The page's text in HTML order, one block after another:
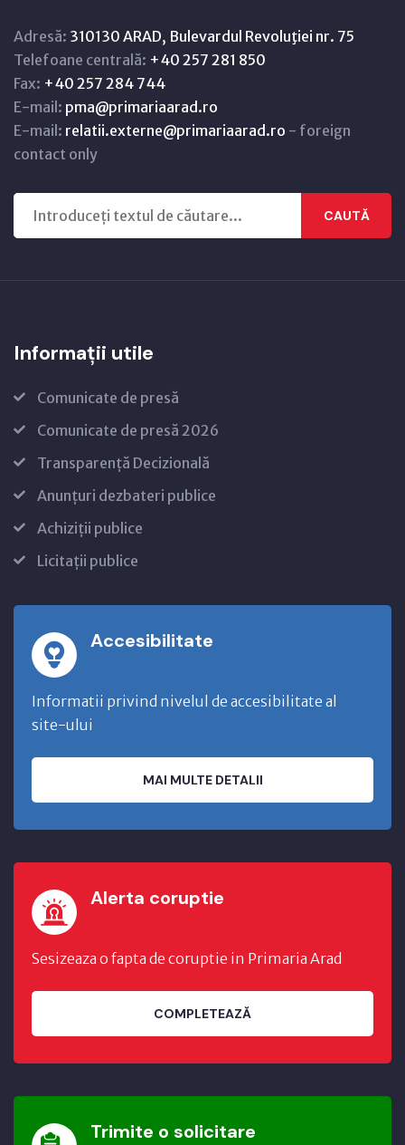
Adresă: 310130 ARAD, Bulevardul Revoluţiei nr. 75
Telefoane centrală: +40 257 281 850
Fax: +40 257 284 744
E-mail: pma@primariaarad.ro
E-mail: relatii.externe@primariaarad.ro - foreign
contact only
CAUTĂ
Informații utile
Comunicate de presă
Comunicate de presă 2026
Transparență Decizională
Anunțuri dezbateri publice
Achiziții publice
Licitații publice
Accesibilitate
Informatii privind nivelul de accesibilitate al
site-ului
MAI MULTE DETALII
Alerta coruptie
Sesizeaza o fapta de coruptie in Primaria Arad
COMPLETEAZĂ
Trimite o solicitare